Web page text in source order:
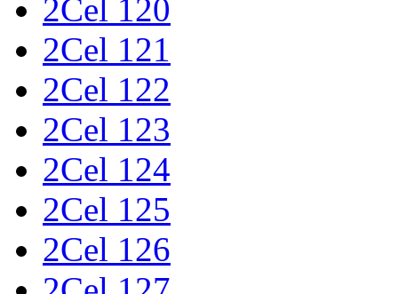
2Cel 120
2Cel 121
2Cel 122
2Cel 123
2Cel 124
2Cel 125
2Cel 126